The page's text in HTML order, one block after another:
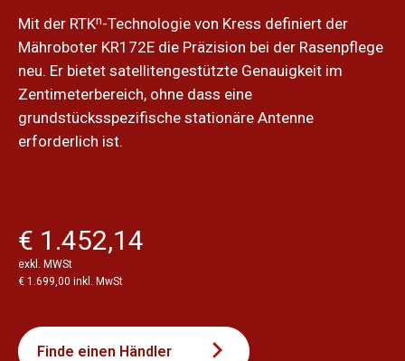
Mit der RTKⁿ-Technologie von Kress definiert der
Mähroboter KR172E die Präzision bei der Rasenpflege
neu. Er bietet satellitengestützte Genauigkeit im
Zentimeterbereich, ohne dass eine
grundstücksspezifische stationäre Antenne
erforderlich ist.
€ 1.452,14
exkl. MWSt
€ 1.699,00 inkl. MwSt
Finde einen Händler